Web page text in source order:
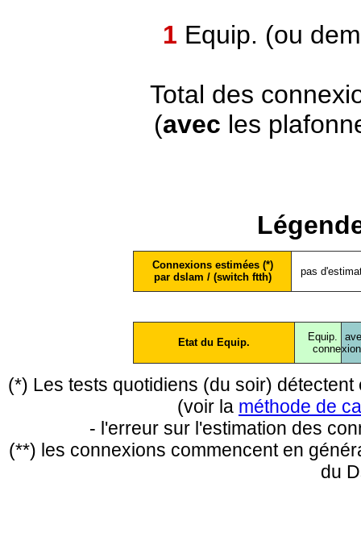
1 Equip. (ou
Total des
(avec les
Connexions estimées (*)
par dslam / (switch ftth)
pas
Etat du Equip.
Equip.
conne
(*) Les tests quotidiens (du soir)
(voir la méthode de
- l'erreur sur l'estimation des
(**) les connexions commencent en
du